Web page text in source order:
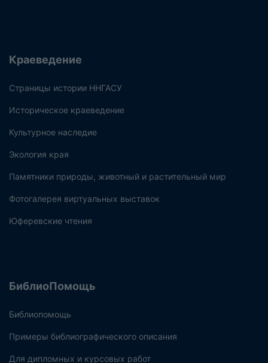
Краеведение
Страницы истории ННГАСУ
Историческое краеведение
Культурное наследие
Экология края
Памятники природы, животный и растительный мир
Фотогалерея виртуальных выставок
Юферевские чтения
БиблиоПомощь
Библиопомощь
Примеры библиографического описания
Для дипломных и курсовых работ